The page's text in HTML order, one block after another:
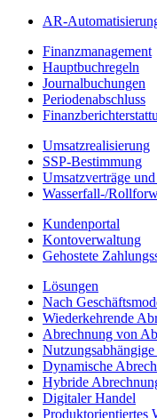
AR-
Finanzmanagement
Hauptbuchregeln
Journalbuchungen
Periodenabschluss
Umsatzrealisierung
SSP-Bestimmung
Umsatzverträge
Wasserfall-/
Kundenportal
Kontoverwaltung
Gehostete
Lösungen
Nach
Wiederkehrende
Abrechnung von
Dynamische
Hybride
Digitaler Handel
Produktorientiertes